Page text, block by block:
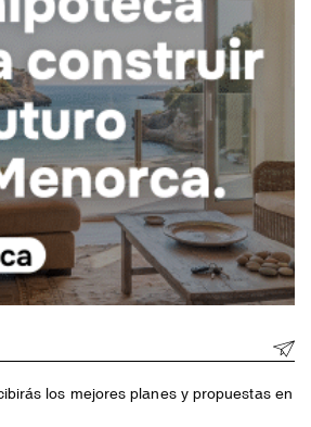
los mejores planes y propuestas en